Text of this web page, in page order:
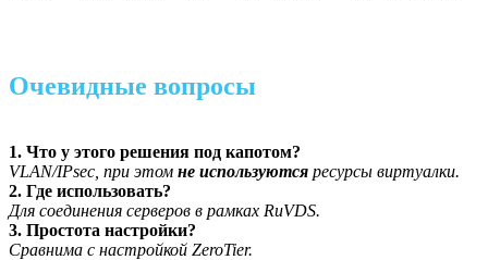
Очевидные вопросы
1. Что у этого решения под капотом?
VLAN/IPsec, при этом не используются ресурсы виртуалки.
2. Где использовать?
Для соединения серверов в рамках RuVDS.
3. Простота настройки?
Сравнима с настройкой ZeroTier.